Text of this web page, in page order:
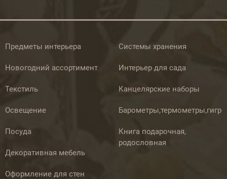
Предметы интерьера
Новогодний ассортимент
Текстиль
Освещение
Посуда
Декоративная мебель
Оформление для стен
Системы хранения
Интерьер для сада
Канцелярские наборы
Книга подарочная,
родословная